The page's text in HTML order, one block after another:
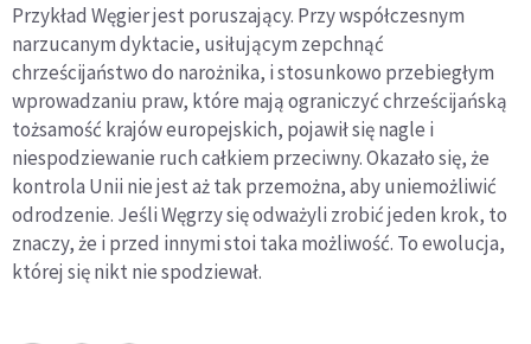
Przykład Węgier jest poruszający. Przy współczesnym
narzucanym dyktacie, usiłującym zepchnąć
chrześcijaństwo do narożnika, i stosunkowo przebiegłym
wprowadzaniu praw, które mają ograniczyć chrześcijańską
tożsamość krajów europejskich, pojawił się nagle i
niespodziewanie ruch całkiem przeciwny. Okazało się, że
kontrola Unii nie jest aż tak przemożna, aby uniemożliwić
odrodzenie. Jeśli Węgrzy się odważyli zrobić jeden krok, to
znaczy, że i przed innymi stoi taka możliwość. To ewolucja,
której się nikt nie spodziewał.